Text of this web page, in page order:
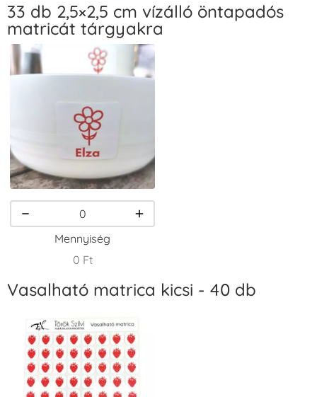
VersaCraft
Tintapárna -
Bordó
+1.380 Ft
VersaCraft
Tintapárna -
Citromsárga
+1.380 Ft
VersaCraft
Tintapárna -
VersaCraft
Tintapárna -
Csokibarna
VersaCraft
Tintapárna -
Erdőzöld
Fekete
+1.380 Ft
Fenyőzöld
+1.380 Ft
33 db 2,5×2,5 cm vízálló öntapadós
matricát tárgyakra
Mennyiség
0 Ft
Vasalható matrica kicsi - 40 db